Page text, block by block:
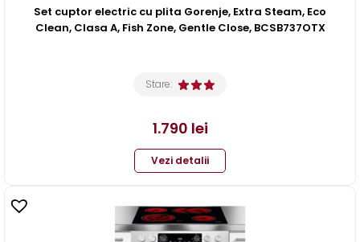
Set cuptor electric cu plita Gorenje, Extra Steam, Eco
Clean, Clasa A, Fish Zone, Gentle Close, BCSB737OTX
Stare:
1.790 lei
Vezi detalii